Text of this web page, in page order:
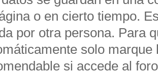
o en cierto tiempo.
por otra persona. Para
solo
si accede al